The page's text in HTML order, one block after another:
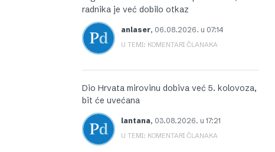
radnika je već dobilo otkaz
anlaser, 06.08.2026. u 07:14
U TEMI: KOMENTARI ČLANAKA
Dio Hrvata mirovinu dobiva već 5. kolovoza,
bit će uvećana
lantana, 03.08.2026. u 17:21
U TEMI: KOMENTARI ČLANAKA